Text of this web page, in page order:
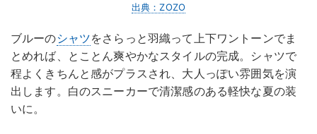
出典：ZOZO
ブルーのシャツをさらっと羽織って上下ワントーンでま
とめれば、とことん爽やかなスタイルの完成。シャツで
程よくきちんと感がプラスされ、大人っぽい雰囲気を演
出します。白のスニーカーで清潔感のある軽快な夏の装
いに。